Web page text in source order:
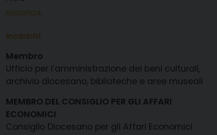
RESIDENZA:
Incarichi
Membro
Ufficio per l’amministrazione dei beni culturali,
archivio diocesano, biblioteche e aree museali
MEMBRO DEL CONSIGLIO PER GLI AFFARI
ECONOMICI
Consiglio Diocesano per gli Affari Economici